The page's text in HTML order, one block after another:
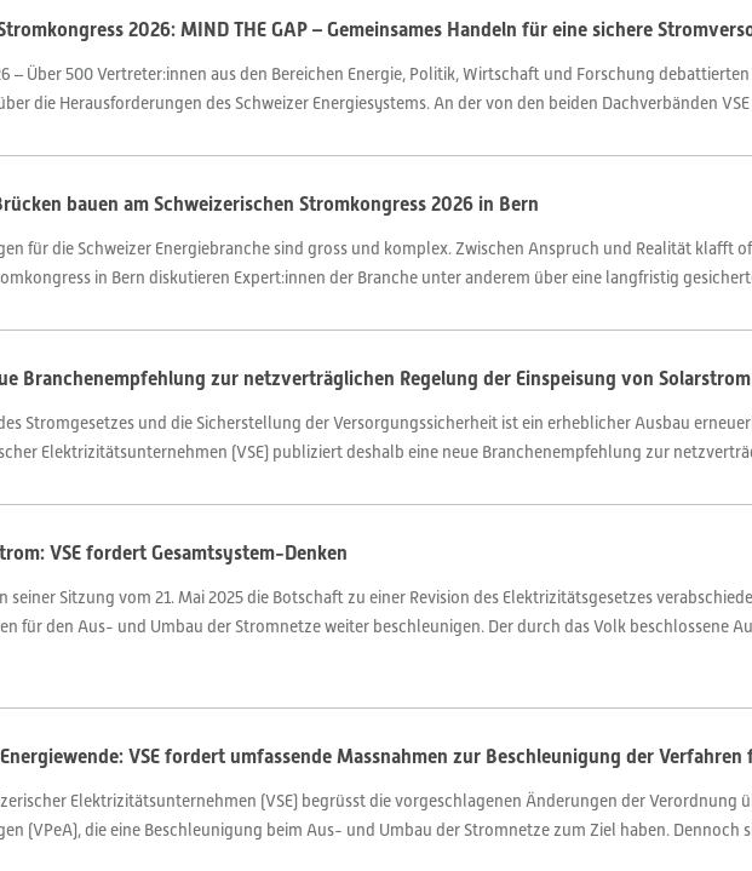
2026: MIND THE GAP – Gemeinsames Handeln für eine sichere
– Über 500 Vertreter:innen aus den Bereichen Energie, Politik, Wirtschaft und Forschung
die Herausforderungen des Schweizer Energiesystems. An der von den beiden Dachverbänden
bauen am Schweizerischen Stromkongress 2026 in Bern
für die Schweizer Energiebranche sind gross und komplex. Zwischen Anspruch und Realität klafft
in Bern diskutieren Expert:innen der Branche unter anderem über eine langfristig
Branchenempfehlung zur netzverträglichen Regelung der Einspeisung von Solarstrom
Stromgesetzes und die Sicherstellung der Versorgungssicherheit ist ein erheblicher Ausbau
Elektrizitätsunternehmen (VSE) publiziert deshalb eine neue Branchenempfehlung zur
VSE fordert Gesamtsystem-Denken
seiner Sitzung vom 21. Mai 2025 die Botschaft zu einer Revision des Elektrizitätsgesetzes
für den Aus- und Umbau der Stromnetze weiter beschleunigen. Der durch das Volk beschlossene
VSE fordert umfassende Massnahmen zur Beschleunigung der
Elektrizitätsunternehmen (VSE) begrüsst die vorgeschlagenen Änderungen der Verordnung
(VPeA), die eine Beschleunigung beim Aus- und Umbau der Stromnetze zum Ziel haben. Dennoch